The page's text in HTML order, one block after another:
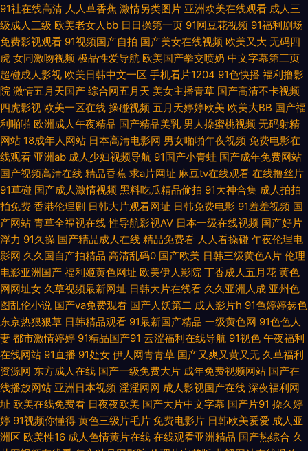
91超碰人人爱 97福利姬 俺去也黄色图片 丁香五月综合网 国产网址 日韩无码
精品网址 亚州色图20p 91v在线 99热22 超碰97国产 国产97福利导航 含羞
草91 久久肏屄视频 欧美肏屄小视频 人人插91 熟妻妇码av 变态另类影音 福
利电影加勒比 黑丝足交视频网站 久久这里有精品 欧美少妇第一页 日韩肏道
无码AV电影 综合另类 91色伦 超碰勉费人妻 国产日韩欧美黄色 久草国产福利
视频 男人天堂导航 日韩国产在线视频 午夜性福 18色网 91在线免费版 超碰
久拍 国产精品自拍九区 蜜桃传媒91 日韩久久精品 午夜伊人极品综合 91草草
视频 av新址 大香蕉伊人干 黑丝露出高潮 狼人AV最新 欧洲性爱网 91福利影
院 av在线超碰 国产91黑料视频 九九热草逼视频 欧美激情熟妇 三级东京热
亚洲欧洲日产AV 91丝瓜浮力草草 操射人妖Ts 欧美姓爱第一区 午夜福利剧院
91国摸 AV伊人电影 豆花成人AV影院 精品精久久 欧美精品一级片 日韩二级
黄色 香蕉视频在线网站 国产色色网 欧美成人a在线 三级性爱网 亚洲另类五
月天 91在线视频免费 超碰碰少妇 国内精品一区在线 另类色综合 日韩肏逼网
91社在线高清 人人草香蕉 激情另类图片 亚洲欧美在线观看 成人三
级成人三级 欧美老女人bb 日日操第一页 91网豆花视频 91福利剧场
免费影视观看 91视频国产自拍 国产美女在线视频 欧美又大 无码四
虎 女同激吻视频 极品性爱导航 欧美国产拳交喷奶 中文字幕第三页
超碰成人影视 欧美日韩中文一区 手机看片1204 91色快播 福利撸影
院 激情五月天国产 综合网五月天 美女主播青草 国产高清不卡视频
四虎影视 欧美一区在线 操碰视频 五月天婷婷欧美 欧美大BB 国产福
利啪啪 欧洲成人午夜精品 国产精品美乳 男人操蜜桃视频 无码射精
网站 18成年人网站 日本高清电影网 男女啪啪午夜视频 免费电影在
线观看 亚洲ab 成人少妇视频导航 91国产小青蛙 国产成年免费网站
国产视频高清在线 精品香蕉 求a片网址 麻豆tv在线观看 在线撸丝片
91草碰 国产成人激情视频 黑料吃瓜精品偷拍 91大神合集 成人拍拍
拍免费 香港伦理剧 日韩大片观看网址 日韩免费电影 91羞羞视频 国
产网站 青草全福视在线 性导航影视AV 日本一级在线视频 国产好片
浮力 91久操 国产精品成人在线 精品免费看 人人看操碰 午夜伦理电
影网 久久国自产拍精品 高清乱码0 国产欧美 日韩三级黄色A片 伦理
电影亚洲国产 福利姬黄色网址 欧美伊人影院 丁香成人五月花 黄色
网网址女 久草视频最新网址 日韩大片在线看 久久亚洲人成 亚州色
图乱伦小说 国产va免费观看 国产人妖第二 成人影片h 91色婷婷瑟色
东京热狠狠草 日韩精品观看 91最新国产精品 一级黄色网 91色色人
妻 都市激情婷婷 91精品国产91 云涩福利在线导航 91视色 午夜福利
在线网站 91直播 91处女 伊人网青青草 国产又爽又黄又无 久草福利
资源网 东方成人在线 国产一级免费大片 成年免费视频网站 国产在
线播放网站 亚洲日本视频 淫淫网网 成人影视国产在线 深夜福利网
址 欧美在线免费看 日夜夜欧美 国产大片中文字幕 国产片91 操久婷
婷 91视频你懂得 黄色三级片毛片 免费电影片 日韩欧美爱爱 成人亚
洲区 欧美性16 成人色情黄片在线 在线观看亚洲精品 国产热综合 久